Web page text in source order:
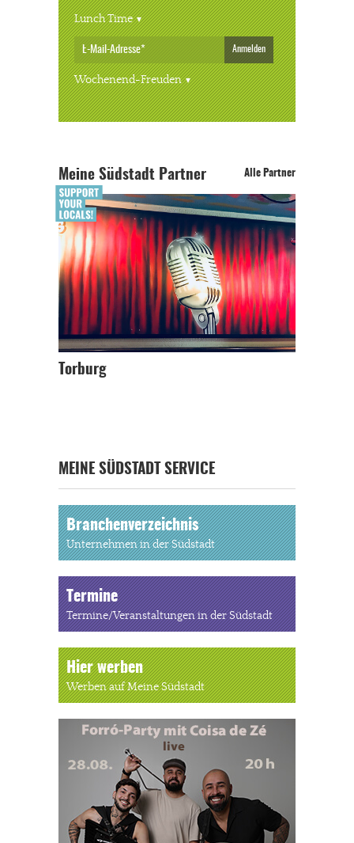
Lunch Time
Anmelden
Wochenend-Freuden
Meine Südstadt Partner Alle Partner
Torburg
MEINE SÜDSTADT SERVICE
Branchenverzeichnis
Unternehmen in der Südstadt
Termine
Termine/Veranstaltungen in der Südstadt
Hier werben
Werben auf Meine Südstadt